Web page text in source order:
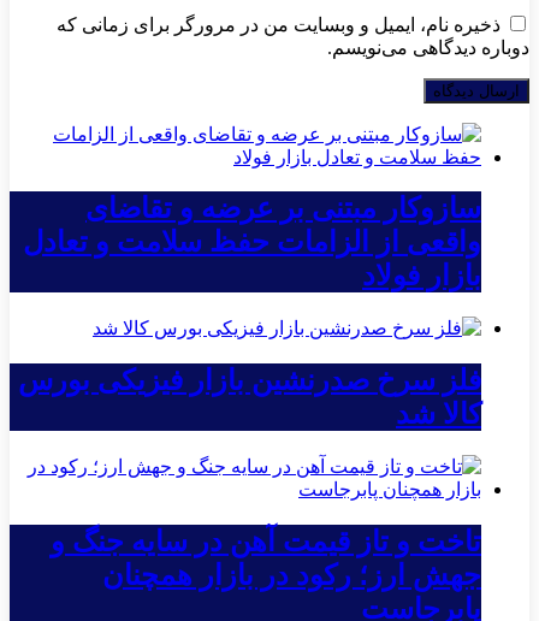
ذخیره نام، ایمیل و وبسایت من در مرورگر برای زمانی که
دوباره دیدگاهی می‌نویسم.
سازوکار مبتنی بر عرضه و تقاضای
واقعی از الزامات حفظ سلامت و تعادل
بازار فولاد
فلز سرخ صدرنشین بازار فیزیکی بورس
کالا شد
تاخت و تاز قیمت آهن در سایه جنگ و
جهش ارز؛ رکود در بازار همچنان
پابرجاست